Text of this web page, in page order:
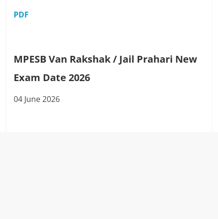
PDF
MPESB Van Rakshak / Jail Prahari New
Exam Date 2026
04 June 2026